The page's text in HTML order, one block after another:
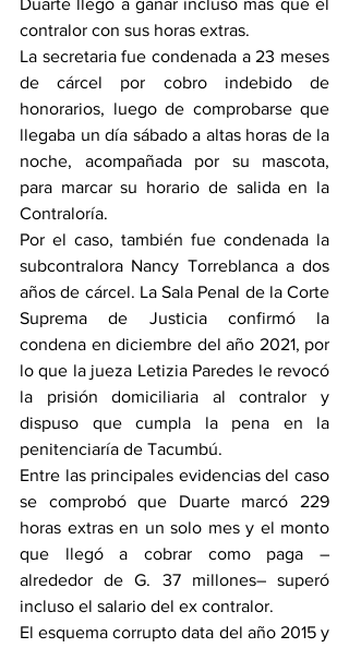
Duarte llegó a ganar incluso más que el
contralor con sus horas extras.
La secretaria fue condenada a 23 meses
de cárcel por cobro indebido de
honorarios, luego de comprobarse que
llegaba un día sábado a altas horas de la
noche, acompañada por su mascota,
para marcar su horario de salida en la
Contraloría.
Por el caso, también fue condenada la
subcontralora Nancy Torreblanca a dos
años de cárcel. La Sala Penal de la Corte
Suprema de Justicia confirmó la
condena en diciembre del año 2021, por
lo que la jueza Letizia Paredes le revocó
la prisión domiciliaria al contralor y
dispuso que cumpla la pena en la
penitenciaría de Tacumbú.
Entre las principales evidencias del caso
se comprobó que Duarte marcó 229
horas extras en un solo mes y el monto
que llegó a cobrar como paga –
alrededor de G. 37 millones– superó
incluso el salario del ex contralor.
El esquema corrupto data del año 2015 y